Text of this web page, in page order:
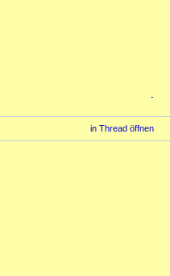
-
in Thread öffnen